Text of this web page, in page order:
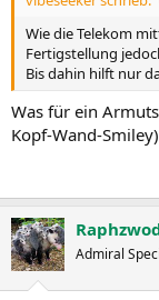
Wie die Telekom
Fertigstellung
Bis dahin hilft nur
Was für ein
Kopf-Wand-Smiley)
Admiral